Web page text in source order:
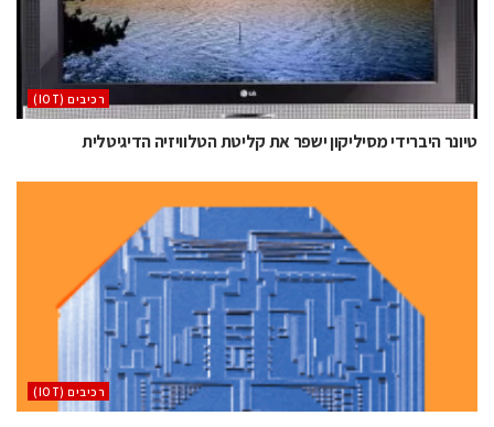
‫רכיבים‬ (IOT)
טיונר היברידי מסיליקון ישפר את קליטת הטלוויזיה הדיגיטלית
‫רכיבים‬ (IOT)